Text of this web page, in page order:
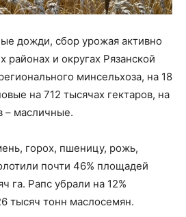
дожди, сбор урожая активно
районах и округах Рязанской
минсельхоза, на 18
на 712 тысячах гектаров, на
– масличные.
горох, пшеницу, рожь,
почти 46% площадей
га. Рапс убрали на 12%
тысяч тонн маслосемян.